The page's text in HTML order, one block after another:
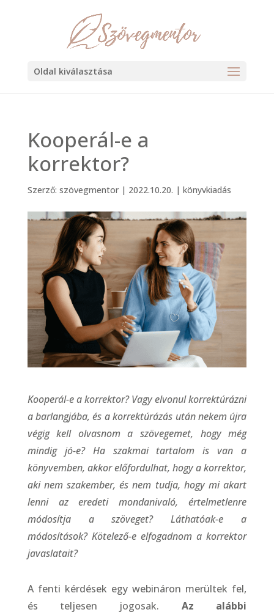
Oldal kiválasztása
Kooperál-e a
korrektor?
Szerző: szövegmentor| 2022.10.20. | könyvkiadás
Kooperál-e a korrektor? Vagy elvonul korrektúrázni
a barlangjába, és a korrektúrázás után nekem újra
végig kell olvasnom a szövegemet, hogy még
mindig jó-e? Ha szakmai tartalom is van a
könyvemben, akkor előfordulhat, hogy a korrektor,
aki nem szakember, és nem tudja, hogy mi akart
lenni az eredeti mondanivaló, értelmetlenre
módosítja a szöveget? Láthatóak-e a
módosítások? Kötelező-e elfogadnom a korrektor
javaslatait?
A fenti kérdések egy webináron merültek fel,
és teljesen jogosak. Az alábbi